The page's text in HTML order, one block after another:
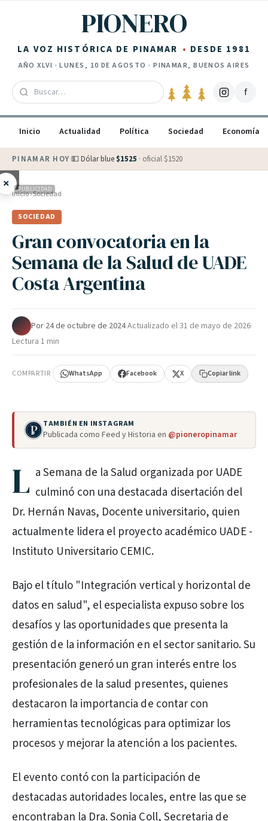
PIONERO
LA VOZ HISTÓRICA DE PINAMAR DESDE 1981
AÑOXLVI ·LUNES, 10 DE AGOSTO · PINAMAR, BUENOS AIRES
f
Inicio Actualidad Política Sociedad Economía
PINAMAR HOY·💵 Dólar blue $1525 · oficial $1520
× PUBLICIDAD
Inicio›Sociedad
SOCIEDAD
Gran convocatoria en la
Semana de la Salud de UADE
Costa Argentina
Por·24 de octubre de 2024·Actualizado el31 de mayo de 2026·
Lectura 1 min
COMPARTIR WhatsApp Facebook X Copiar link
TAMBIÉN EN INSTAGRAM
Publicada como Feed y Historia en @pioneropinamar
L a Semana de la Salud organizada por UADE
culminó con una destacada disertación del
Dr. Hernán Navas, Docente universitario, quien
actualmente lidera el proyecto académico UADE -
Instituto Universitario CEMIC.
Bajo el título "Integración vertical y horizontal de
datos en salud", el especialista expuso sobre los
desafíos y las oportunidades que presenta la
gestión de la información en el sector sanitario. Su
presentación generó un gran interés entre los
profesionales de la salud presentes, quienes
destacaron la importancia de contar con
herramientas tecnológicas para optimizar los
procesos y mejorar la atención a los pacientes.
El evento contó con la participación de
destacadas autoridades locales, entre las que se
encontraban la Dra. Sonia Coll, Secretaria de